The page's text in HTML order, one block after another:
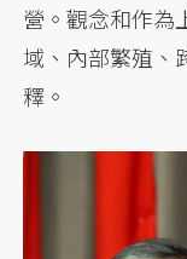
營。觀念和作為
域、內部繁殖、
釋。